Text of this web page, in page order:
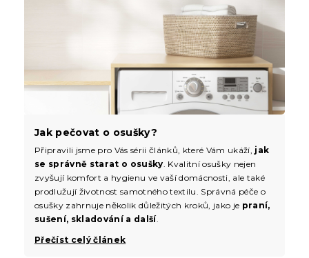
Jak pečovat o osušky?
Připravili jsme pro Vás sérii článků, které Vám ukáží, jak
se správně starat o osušky. Kvalitní osušky nejen
zvyšují komfort a hygienu ve vaší domácnosti, ale také
prodlužují životnost samotného textilu. Správná péče o
osušky zahrnuje několik důležitých kroků, jako je praní,
sušení, skladování a další.
Přečíst celý článek